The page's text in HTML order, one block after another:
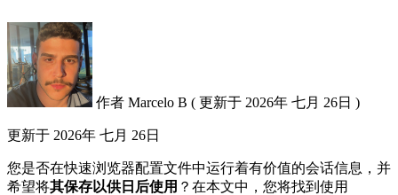
作者 Marcelo B ( 更新于 2026年 七月 26日 )
更新于 2026年 七月 26日
您是否在快速浏览器配置文件中运行着有价值的会话信息，并
希望将其保存以供日后使用 ？在本文中，您将找到使用